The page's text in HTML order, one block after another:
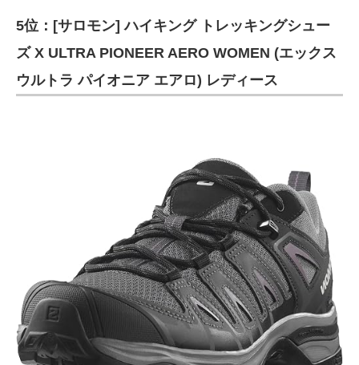
5位：[サロモン] ハイキング トレッキングシュー
ズ X ULTRA PIONEER AERO WOMEN (エックス
ウルトラ パイオニア エアロ) レディース